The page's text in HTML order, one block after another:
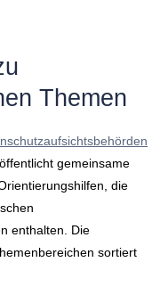
Themen
gemeinsame
die
enthalten. Die
sortiert